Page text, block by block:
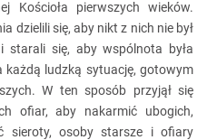
Kościoła pierwszych wieków.
dzielili się, aby nikt z nich nie był
się, aby wspólnota była
ludzką sytuację, gotowym
W ten sposób przyjął się
ofiar, aby nakarmić ubogich,
sieroty, osoby starsze i ofiary